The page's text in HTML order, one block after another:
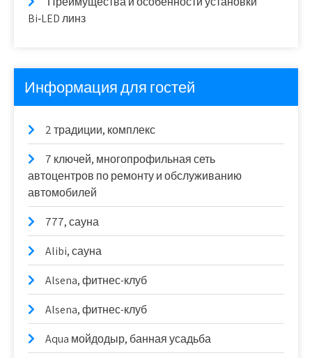
Bi‑LED линз
Информация для гостей
2 традиции, комплекс
7 ключей, многопрофильная сеть
автоцентров по ремонту и обслуживанию
автомобилей
777, сауна
Alibi, сауна
Alsena, фитнес-клуб
Alsena, фитнес-клуб
Aqua мойдодыр, банная усадьба